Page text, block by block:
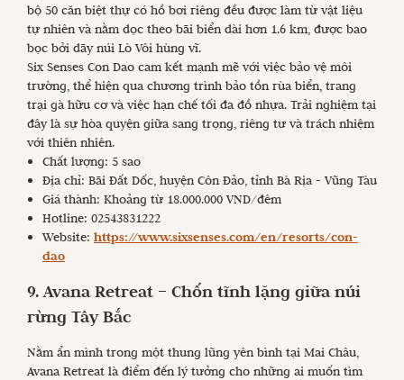
bộ 50 căn biệt thự có hồ bơi riêng đều được làm từ vật liệu
tự nhiên và nằm dọc theo bãi biển dài hơn 1.6 km, được bao
bọc bởi dãy núi Lò Vôi hùng vĩ.
Six Senses Con Dao cam kết mạnh mẽ với việc bảo vệ môi
trường, thể hiện qua chương trình bảo tồn rùa biển, trang
trại gà hữu cơ và việc hạn chế tối đa đồ nhựa. Trải nghiệm tại
đây là sự hòa quyện giữa sang trọng, riêng tư và trách nhiệm
với thiên nhiên.
Chất lượng: 5 sao
Địa chỉ: Bãi Đất Dốc, huyện Côn Đảo, tỉnh Bà Rịa - Vũng Tàu
Giá thành: Khoảng từ 18.000.000 VND/đêm
Hotline: 02543831222
Website: https://www.sixsenses.com/en/resorts/con-
dao
9. Avana Retreat – Chốn tĩnh lặng giữa núi
rừng Tây Bắc
Nằm ẩn mình trong một thung lũng yên bình tại Mai Châu,
Avana Retreat là điểm đến lý tưởng cho những ai muốn tìm